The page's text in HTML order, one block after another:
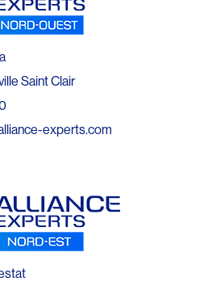
Saint Clair
experts.com